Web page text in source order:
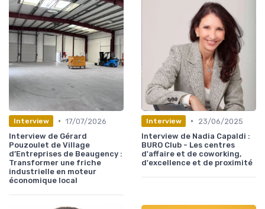
Interview • 17/07/2026
Interview de Gérard
Pouzoulet de Village
d’Entreprises de Beaugency :
Transformer une friche
industrielle en moteur
économique local
Interview •
23/06/2025
Interview de Nadia Capaldi :
BURO Club - Les centres
d'affaire et de coworking,
d'excellence et de proximité